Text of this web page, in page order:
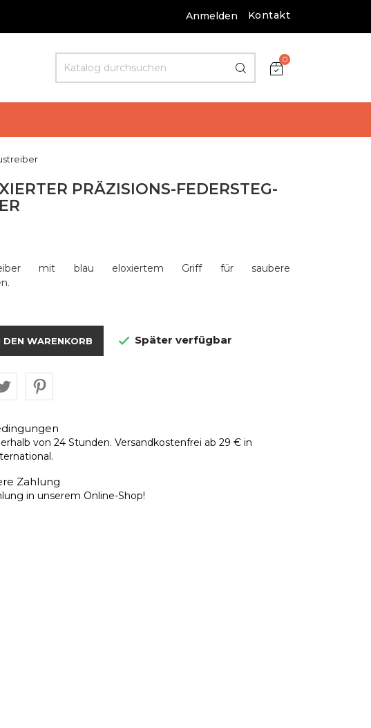
Anmelden Kontakt
0
PRÄZISIONS-FEDERSTEG-
mit blau eloxiertem Griff für saubere
DEN WARENKORB  Später verfügbar
von 24 Stunden. Versandkostenfrei ab 29 € in
Zahlung
in unserem Online-Shop!